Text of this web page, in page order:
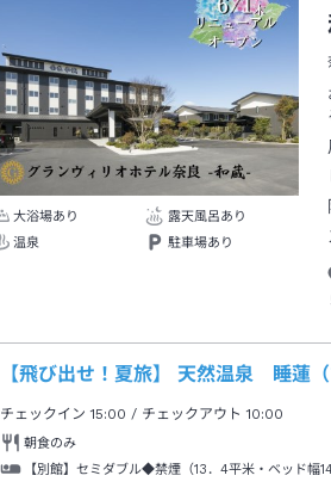
大浴場あり
露天風呂あり
温泉
駐車場あり
【飛び出せ！夏旅】 天然温泉 睡蓮
チェックイン15:00 / チェックアウト 10:00
朝食のみ
【別館】セミダブル◆禁煙（13．4平米・ベッド幅